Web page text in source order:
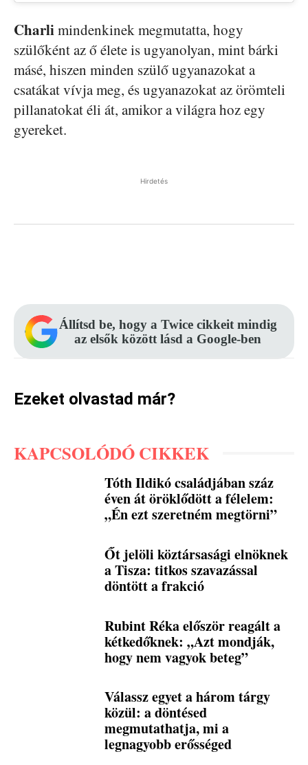
Charlimindenkinek megmutatta, hogy
szülőként az ő élete is ugyanolyan, mint bárki
másé, hiszen minden szülő ugyanazokat a
csatákat vívja meg, és ugyanazokat az örömteli
pillanatokat éli át, amikor a világra hoz egy
gyereket.
Hirdetés
Állítsd be, hogy a Twice cikkeit mindig
az elsők között lásd a Google-ben
Ezeket olvastad már?
KAPCSOLÓDÓ CIKKEK
Tóth Ildikó családjában száz
éven át öröklődött a félelem:
„Én ezt szeretném megtörni”
Őt jelöli köztársasági elnöknek
a Tisza: titkos szavazással
döntött a frakció
Rubint Réka először reagált a
kétkedőknek: „Azt mondják,
hogy nem vagyok beteg”
Válassz egyet a három tárgy
közül: a döntésed
megmutathatja, mi a
legnagyobb erősséged